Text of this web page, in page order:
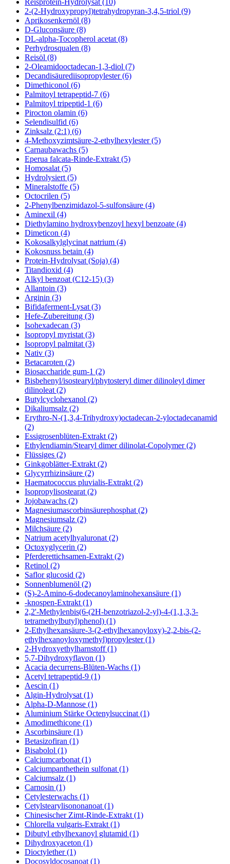
2-(2-Hydroxypropyl)tetrahydropyran-3,4,5-triol (9)
Aprikosenkernöl (8)
D-Gluconsäure (8)
DL-alpha-Tocopherol acetat (8)
Perhydrosqualen (8)
Reisöl (8)
2-Oleamidooctadecan-1,3-diol (7)
Decandisäurediisopropylester (6)
Dimethiconol (6)
Palmitoyl tetrapeptid-7 (6)
Palmitoyl tripeptid-1 (6)
Pirocton olamin (6)
Selendisulfid (6)
Zinksalz (2:1) (6)
4-Methoxyzimtsäure-2-ethylhexylester (5)
Carnaubawachs (5)
Eperua falcata-Rinde-Extrakt (5)
Homosalat (5)
Hydrolysiert (5)
Mineralstoffe (5)
Octocrilen (5)
2-Phenylbenzimidazol-5-sulfonsäure (4)
Aminexil (4)
Diethylamino hydroxybenzoyl hexyl benzoate (4)
Dimeticon (4)
Kokosalkylglycinat natrium (4)
Kokosnuss betain (4)
Protein-Hydrolysat (Soja) (4)
Titandioxid (4)
Alkyl benzoat (C12-15) (3)
Allantoin (3)
Arginin (3)
Bifidaferment-Lysat (3)
Hefe-Zubereitung (3)
Isohexadecan (3)
Isopropyl myristat (3)
Isopropyl palmitat (3)
Nativ (3)
Betacaroten (2)
Biosaccharide gum-1 (2)
Bisbehenyl/isostearyl/phytosteryl dimer dilinoleyl dimer
dilinoleat (2)
Butylcyclohexanol (2)
Dikaliumsalz (2)
Erythro-N-(1,3,4-Trihydroxy)octadecan-2-yloctadecanamid
(2)
Essigrosenblüten-Extrakt (2)
Ethylendiamin/Stearyl dimer dilinolat-Copolymer (2)
Flüssiges (2)
Ginkgoblätter-Extrakt (2)
Glycyrrhizinsäure (2)
Haematococcus pluvialis-Extrakt (2)
Isopropylisostearat (2)
Jojobawachs (2)
Magnesiumascorbinsäurephosphat (2)
Magnesiumsalz (2)
Milchsäure (2)
Natrium acetylhyaluronat (2)
Octoxyglycerin (2)
Pferderettichsamen-Extrakt (2)
Retinol (2)
Saflor glucosid (2)
Sonnenblumenöl (2)
(S)-2-Amino-6-dodecanoylaminohexansäure (1)
-knospen-Extrakt (1)
2,2'-Methylenbis(6-(2H-benzotriazol-2-yl)-4-(1,1,3,3-
tetramethylbutyl)phenol) (1)
2-Ethylhexansäure-3-(2-ethylhexanoyloxy)-2,2-bis-(2-
ethylhexanoyloxymethyl)propylester (1)
2-Hydroxyethylharnstoff (1)
5,7-Dihydroxyflavon (1)
Acacia decurrens-Blüten-Wachs (1)
Acetyl tetrapeptid-9 (1)
Aescin (1)
Algin-Hydrolysat (1)
Alpha-D-Mannose (1)
Aluminium Stärke Octenylsuccinat (1)
Amodimethicone (1)
Ascorbinsäure (1)
Betasizofiran (1)
Bisabolol (1)
Calciumcarbonat (1)
Calciumpanthethein sulfonat (1)
Calciumsalz (1)
Carnosin (1)
Cetylesterwachs (1)
Cetylstearylisononanoat (1)
Chinesischer Zimt-Rinde-Extrakt (1)
Chlorella vulgaris-Extrakt (1)
Dibutyl ethylhexanoyl glutamid (1)
Dihydroxyaceton (1)
Dioctylether (1)
Docosyldocosanoat (1)